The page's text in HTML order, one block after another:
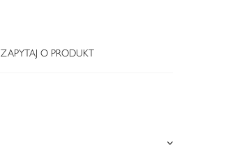
ZAPYTAJ O PRODUKT